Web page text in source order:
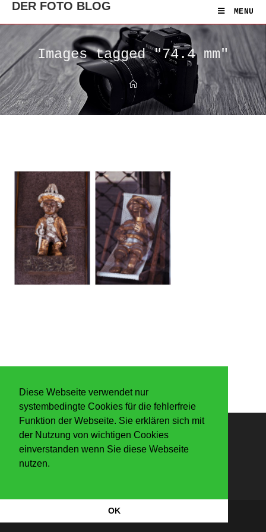
Diese Webseite verwendet nur
systembedingte Cookies für die fehlerfreie
Funktion der Webseite. Sie erklären sich mit
der Nutzung von wichtigen Cookies
einverstanden wenn Sie diese Webseite
nutzen.
OK
DER FOTO BLOG MENU
Images tagged "74.4 mm"
Anmelden
Datenschutzerkärung